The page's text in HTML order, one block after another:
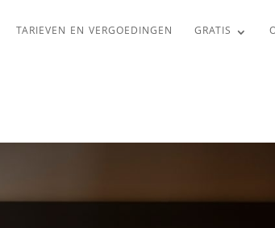
TARIEVEN EN VERGOEDINGEN GRATIS